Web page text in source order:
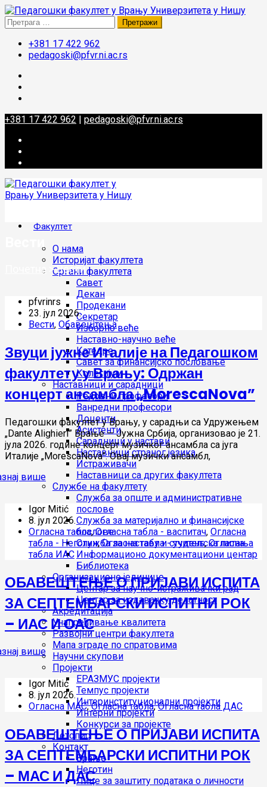
Претрага
за:
+381 17 422 962
pedagoski@pfvr.ni.ac.rs
+381 17 422 962 | pedagoski@pfvr.ni.ac.rs
Факултет
О нама
Историјат факултета
Органи факултета
Савет
Декан
Продекани
Секретар
Изборно веће
Наставно-научно веће
Катедре
Савет за финансијско пословање
Колегијум
Наставници и сарадници
Редовни професори
Ванредни професори
Доценти
Асистенти
Сарадници у настави
Наставници страног језика
Истраживачи
Наставници са других факултета
Службе на факултету
Служба за опште и административне
послове
Служба за материјално и финансијске
послове
Служба за наставу и студентска питања
Информационо документациони центар
Библиотека
Организационе јединице
Центар за научно-истраживачки рад
Центар за издавачку делатност
Акредитација
Унапређивање квалитета
Развојни центри факултета
Мапа зграде по спратовима
Научни скупови
Пројекти
ЕРАЗМУС пројекти
Темпус пројекти
Интеринституционални пројекти
Интерни пројекти
Конкурси за пројекте
Летопис
Контакт
Врање
Неготин
Лице за заштиту података о личности
Вести
Почетна >Вести
pfvrinrs
23. јул 2026.
Вести, Обавештења
Звуци јужне Италије на Педагошком
факултету у Врању: Одржан
концерт ансамбла „MorescaNova”
Педагошки факултет у Врању, у сарадњи са Удружењем
„Dante Alighieri” Врање — Јужна Србија, организовао је 21.
јула 2026. године концерт музичког ансамбла са југа
Италије „MorescaNova”. Овај музички ансамбл,
Igor Mitić
8. јул 2026.
Огласна табла,Огласна табла - васпитач, Огласна
табла - Неготин,Огласна табла - учитељ,Огласна
табла ИАС
ОБАВЕШТЕЊЕ О ПРИЈАВИ ИСПИТА
ЗА СЕПТЕМБАРСКИ ИСПИТНИ РОК
– ИАС И ОАС
Igor Mitić
8. јул 2026.
Огласна МАС,Огласна табла,Огласна табла ДАС
ОБАВЕШТЕЊЕ О ПРИЈАВИ ИСПИТА
ЗА СЕПТЕМБАРСКИ ИСПИТНИ РОК
– МАС И ДАС